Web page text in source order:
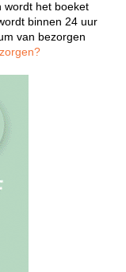
wordt het boeket
binnen 24 uur
van bezorgen